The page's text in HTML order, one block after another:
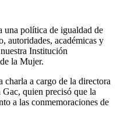
una política de igualdad de
autoridades, académicas y
Institución
la Mujer.
charla a cargo de la directora
quien precisó que la
a las conmemoraciones de